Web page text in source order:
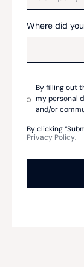
Where did
By filling out
my personal
and/or
By clicking
Privacy Policy.